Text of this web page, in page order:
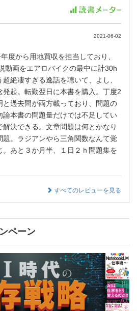
2021-06-02
度から用地買収を担当しており、
動画をエアロバイクの最中に計30h
絶凄すぎる逸話を聴いて、よし、
起。転勤翌日に本書を購入。丁度2
過去問が両方載っており、問題の
本書の問題量だけでは不足してい
決できる。文章問題は何とかなり
題。ラジアンやら三角関数なんて覚
。あと３か月半、１日２ｈ問題集を
すべてのレビューを見る
ペーン